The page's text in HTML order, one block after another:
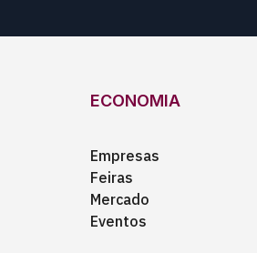
ECONOMIA
Empresas
Feiras
Mercado
Eventos